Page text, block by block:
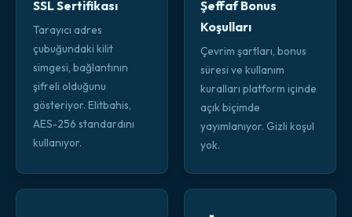
SSL Sertifikası
Tarayıcı adres
çubuğundaki kilit
simgesi, bağlantının
şifreli olduğunu
gösteriyor. Elitbahis,
AES-256 standardını
kullanıyor.
Şeffaf Bonus
Koşulları
Çevrim şartları, bonus
süresi ve kullanım
kuralları platform içinde
açık biçimde
yayımlanıyor. Gizli koşul
yok.